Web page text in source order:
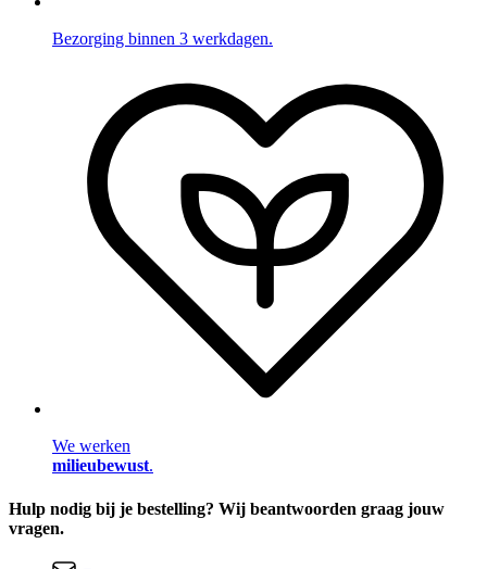
Bezorging binnen 3 werkdagen.
We werken
milieubewust.
Hulp nodig bij je bestelling? Wij beantwoorden graag jouw
vragen.